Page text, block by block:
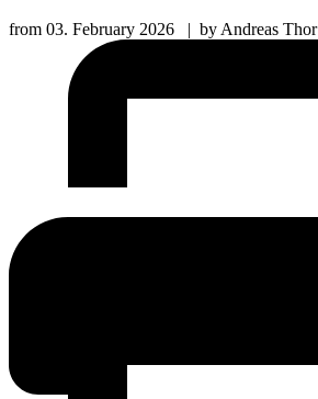
from 03. February 2026 | by Andreas Thor